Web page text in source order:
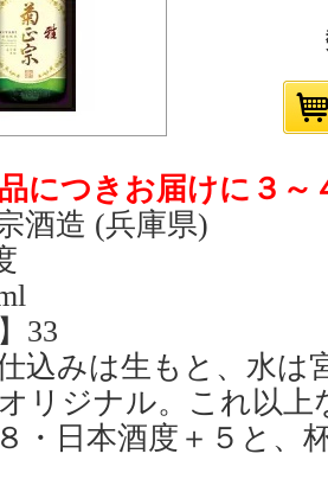
につきお届けに３～
酒造 (兵庫県)
33
込みは生もと、水は
リジナル。これ以上
・日本酒度＋５と、